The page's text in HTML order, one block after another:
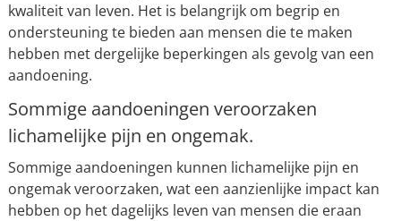
kwaliteit van leven. Het is belangrijk om begrip en
ondersteuning te bieden aan mensen die te maken
hebben met dergelijke beperkingen als gevolg van een
aandoening.
Sommige aandoeningen veroorzaken
lichamelijke pijn en ongemak.
Sommige aandoeningen kunnen lichamelijke pijn en
ongemak veroorzaken, wat een aanzienlijke impact kan
hebben op het dagelijks leven van mensen die eraan